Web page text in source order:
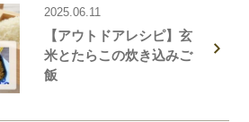
2025.06.11
【アウトドアレシピ】玄
米とたらこの炊き込みご
飯